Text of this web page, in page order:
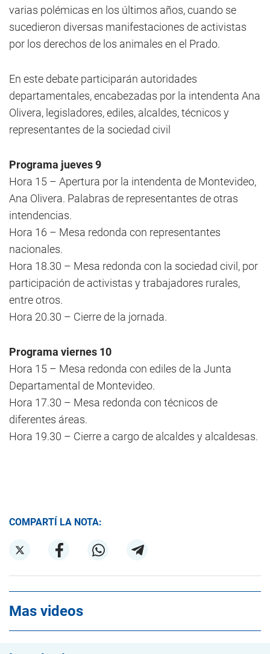
varias polémicas en los últimos años, cuando se
sucedieron diversas manifestaciones de activistas
por los derechos de los animales en el Prado.
En este debate participarán autoridades
departamentales, encabezadas por la intendenta Ana
Olivera, legisladores, ediles, alcaldes, técnicos y
representantes de la sociedad civil
Programa jueves 9
Hora 15 – Apertura por la intendenta de Montevideo,
Ana Olivera. Palabras de representantes de otras
intendencias.
Hora 16 – Mesa redonda con representantes
nacionales.
Hora 18.30 – Mesa redonda con la sociedad civil, por
participación de activistas y trabajadores rurales,
entre otros.
Hora 20.30 – Cierre de la jornada.
Programa viernes 10
Hora 15 – Mesa redonda con ediles de la Junta
Departamental de Montevideo.
Hora 17.30 – Mesa redonda con técnicos de
diferentes áreas.
Hora 19.30 – Cierre a cargo de alcaldes y alcaldesas.
COMPARTÍ LA NOTA:
Mas videos